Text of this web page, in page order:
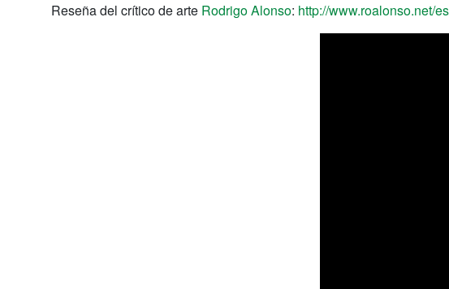
Reseña del crítico de arte Rodrigo Alonso: http://www.roalonso.net/